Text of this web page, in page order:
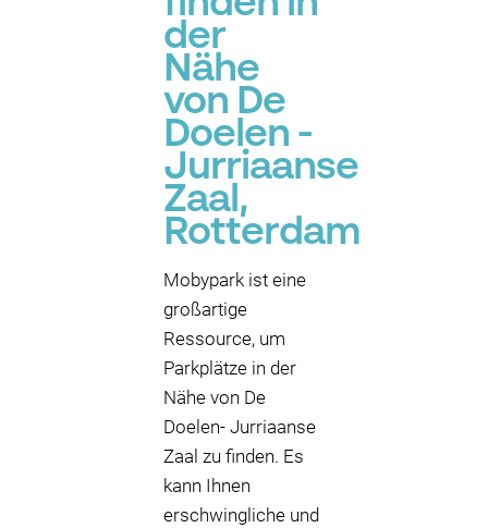
der
Nähe
von De
Doelen -
Jurriaanse
Zaal,
Rotterdam
Mobypark ist eine
großartige
Ressource, um
Parkplätze in der
Nähe von De
Doelen- Jurriaanse
Zaal zu finden. Es
kann Ihnen
erschwingliche und